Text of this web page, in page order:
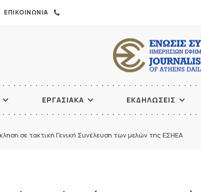
ΕΠΙΚΟΙΝΩΝΙΑ
ΕΡΓΑΣΙΑΚΑ ΕΚΔΗΛΩΣΕΙΣ
σε τακτική Γενική Συνέλευση των μελών της ΕΣΗΕΑ